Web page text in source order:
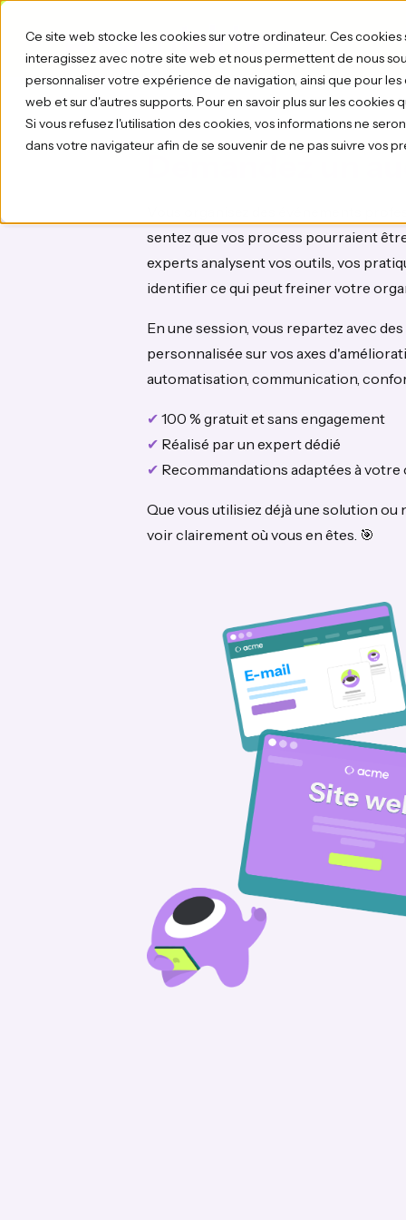
Ce site web stocke les cookies sur votre ordinateur. Ces
interagissez avec notre site web et nous permettent de nous
personnaliser votre expérience de navigation, ainsi que pour
web et sur d'autres supports. Pour en savoir plus sur les cookies
Si vous refusez l'utilisation des cookies, vos informations ne
dans votre navigateur afin de se souvenir de ne pas suivre vos
sentez que vos process pourraient
experts analysent vos outils, vos
identifier ce qui peut freiner votre
En une session, vous repartez avec
personnalisée sur vos axes
automatisation, communication,
✔ 100 % gratuit et sans engagement
✔ Réalisé par un expert dédié
✔ Recommandations adaptées à
Que vous utilisiez déjà une solution ou
voir clairement où vous en êtes. 🎯